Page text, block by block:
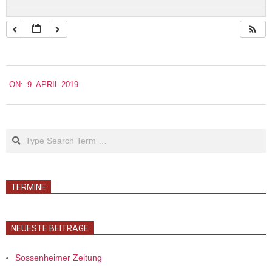
04-
09
ON: 9. APRIL 2019
TERMINE
NEUESTE BEITRÄGE
Sossenheimer Zeitung